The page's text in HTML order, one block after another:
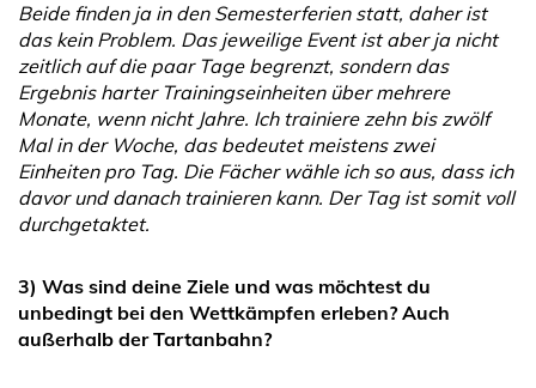
Beide finden ja in den Semesterferien statt, daher ist
das kein Problem. Das jeweilige Event ist aber ja nicht
zeitlich auf die paar Tage begrenzt, sondern das
Ergebnis harter Trainingseinheiten über mehrere
Monate, wenn nicht Jahre. Ich trainiere zehn bis zwölf
Mal in der Woche, das bedeutet meistens zwei
Einheiten pro Tag. Die Fächer wähle ich so aus, dass ich
davor und danach trainieren kann. Der Tag ist somit voll
durchgetaktet.
3) Was sind deine Ziele und was möchtest du
unbedingt bei den Wettkämpfen erleben? Auch
außerhalb der Tartanbahn?